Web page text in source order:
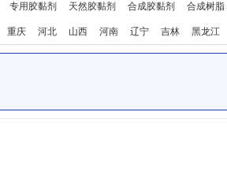
专用胶黏剂 天然胶黏剂 合成胶黏剂 合成树脂
重庆 河北 山西 河南 辽宁 吉林 黑龙江
宁夏 新疆 台湾 香港
澳门